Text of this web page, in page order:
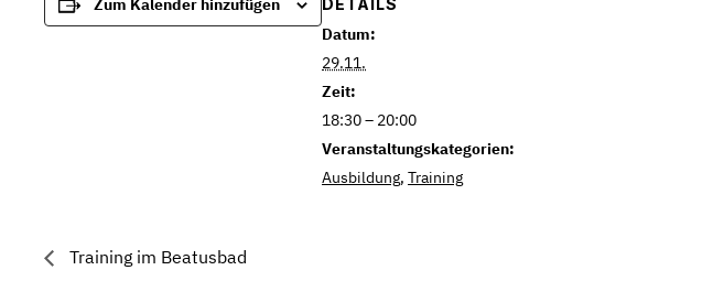
Zum Kalender hinzufügen
Datum:
29.11.
Zeit:
18:30 – 20:00
Veranstaltungskategorien:
Ausbildung, Training
Training im Beatusbad